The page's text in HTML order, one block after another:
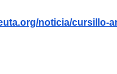
noticia/cursillo-